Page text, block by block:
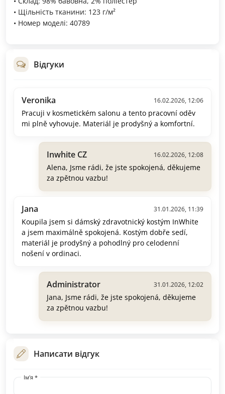
• Щільність тканини: 123 г/м²
• Номер моделі: 40789
Відгуки
Veronika 16.02.2026, 12:06
Pracuji v kosmetickém salonu a tento pracovní oděv
mi plně vyhovuje. Materiál je prodyšný a komfortní.
Inwhite CZ 16.02.2026, 12:08
Alena, Jsme rádi, že jste spokojená, děkujeme
za zpětnou vazbu!
Jana 31.01.2026, 11:39
Koupila jsem si dámský zdravotnický kostým InWhite
a jsem maximálně spokojená. Kostým dobře sedí,
materiál je prodyšný a pohodlný pro celodenní
nošení v ordinaci.
Administrator 31.01.2026, 12:02
Jana, Jsme rádi, že jste spokojená, děkujeme
za zpětnou vazbu!
Написати відгук
Ім'я *